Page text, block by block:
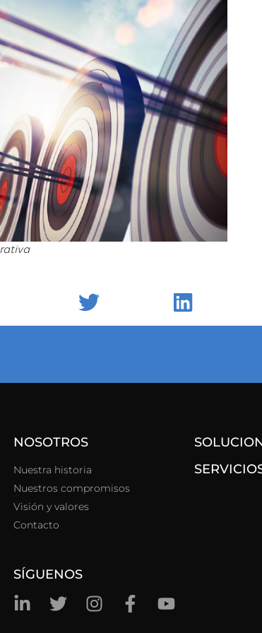
NOSOTROS
Nuestra historia
Nuestros compromisos
Visión y valores
Contacto
SÍGUENOS